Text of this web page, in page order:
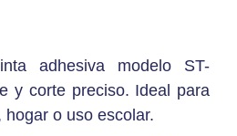
adhesiva modelo ST-
y corte preciso. Ideal para
o uso escolar.